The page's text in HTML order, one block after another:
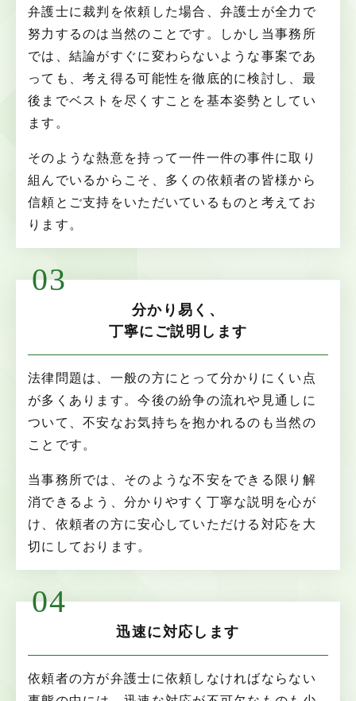
弁護士に裁判を依頼した場合、弁護士が全力で
努力するのは当然のことです。しかし当事務所
では、結論がすぐに変わらないような事案であ
っても、考え得る可能性を徹底的に検討し、最
後までベストを尽くすことを基本姿勢としてい
ます。
そのような熱意を持って一件一件の事件に取り
組んでいるからこそ、多くの依頼者の皆様から
信頼とご支持をいただいているものと考えてお
ります。
03
分かり易く、
丁寧にご説明します
法律問題は、一般の方にとって分かりにくい点
が多くあります。今後の紛争の流れや見通しに
ついて、不安なお気持ちを抱かれるのも当然の
ことです。
当事務所では、そのような不安をできる限り解
消できるよう、分かりやすく丁寧な説明を心が
け、依頼者の方に安心していただける対応を大
切にしております。
04
迅速に対応します
依頼者の方が弁護士に依頼しなければならない